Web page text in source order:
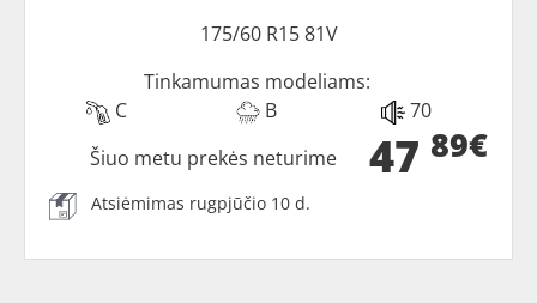
175/60 R15 81V
Tinkamumas modeliams:
C
B 70
47 89€
Šiuo metu prekės neturime
Atsiėmimas rugpjūčio 10 d.